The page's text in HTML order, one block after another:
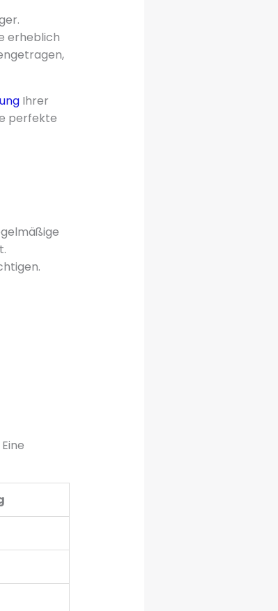
erheblich
Ihrer
perfekte